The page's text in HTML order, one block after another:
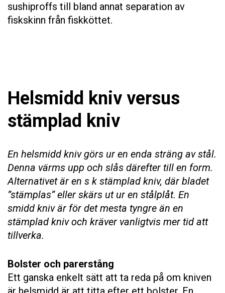
sushiproffs till bland annat separation av
fiskskinn från fiskköttet.
Helsmidd kniv versus
stämplad kniv
En helsmidd kniv görs ur en enda sträng av stål.
Denna värms upp och slås därefter till en form.
Alternativet är en s k stämplad kniv, där bladet
”stämplas” eller skärs ut ur en stålplåt. En
smidd kniv är för det mesta tyngre än en
stämplad kniv och kräver vanligtvis mer tid att
tillverka.
Bolster och parerstång
Ett ganska enkelt sätt att ta reda på om kniven